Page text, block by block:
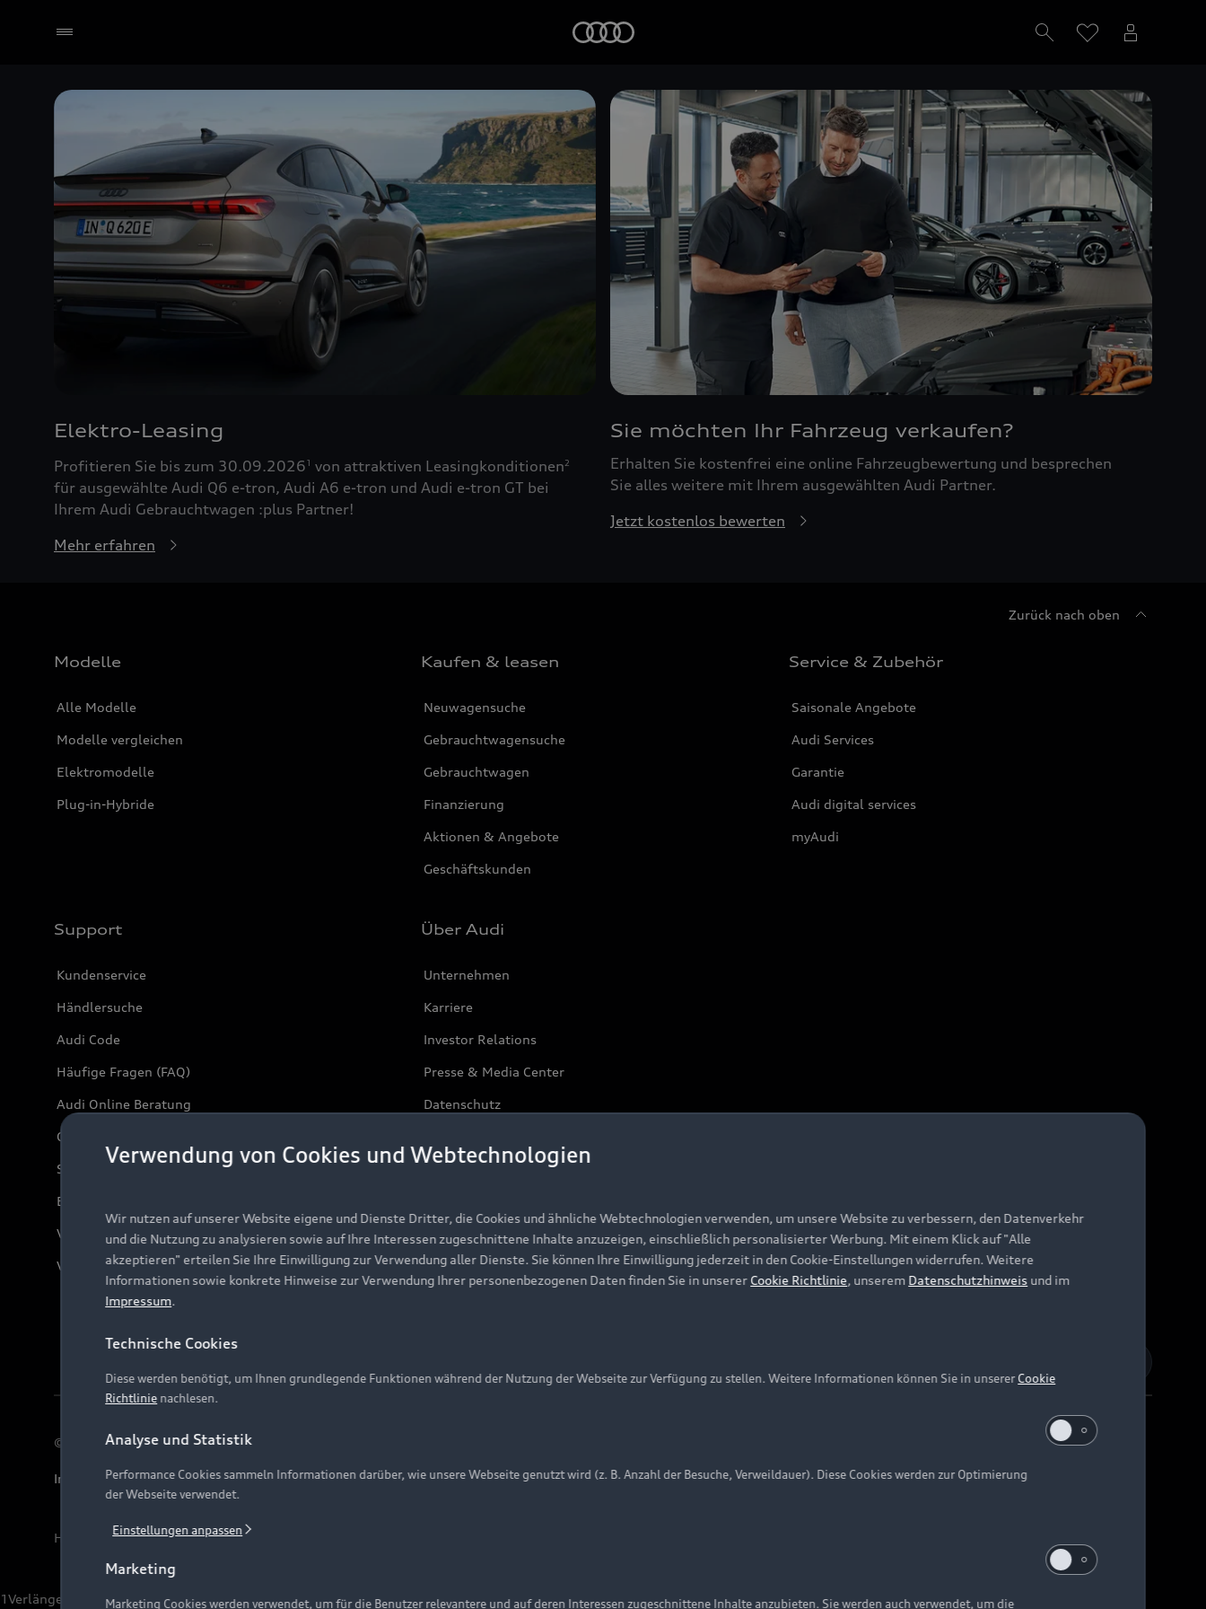
Elektro-Leasing
Profitieren Sie bis zum 30.09.20261 von attraktiven Leasingkonditionen2
für ausgewählte Audi Q6 e-tron, Audi A6 e-tron und Audi e-tron GT bei
Ihrem Audi Gebrauchtwagen :plus Partner!
Mehr erfahren
Sie möchten Ihr Fahrzeug verkaufen?
Erhalten Sie kostenfrei eine online Fahrzeugbewertung und besprechen
Sie alles weitere mit Ihrem ausgewählten Audi Partner.
Jetzt kostenlos bewerten
Zurück nach oben
Modelle
Alle Modelle
Modelle vergleichen
Elektromodelle
Plug-in-Hybride
Kaufen & leasen
Neuwagensuche
Gebrauchtwagensuche
Gebrauchtwagen
Finanzierung
Aktionen & Angebote
Geschäftskunden
Service & Zubehör
Saisonale Angebote
Audi Services
Garantie
Audi digital services
myAudi
Support
Kundenservice
Händlersuche
Audi Code
Häufige Fragen (FAQ)
Audi Online Beratung
Online-Terminvereinbarung
Servicekontakt
Bordbuch & Bedienungsanleitungen
Verträge kündigen
Vertrag widerrufen
Über Audi
Unternehmen
Karriere
Investor Relations
Presse & Media Center
Datenschutz
© 2026 AUDI AG. Alle Rechte vorbehalten
Impressum Rechtliches Hinweisgebersystem Datenschutzinformation Cookie-Einstellungen Cookie-Richtlinie Barrierefreiheit Digital Services Act
Hinweis: Die aktuelle Darstellung und Anordnung der Embleme am Fahrzeug bei allen Abbildungen auf dieser Webseite kann abweichen.
1Verlängerung vorbehalten.
Verwendung von Cookies und Webtechnologien
Wir nutzen auf unserer Website eigene und Dienste Dritter, die Cookies und ähnliche Webtechnologien verwenden, um unsere Website zu verbessern, den Datenverkehr
und die Nutzung zu analysieren sowie auf Ihre Interessen zugeschnittene Inhalte anzuzeigen, einschließlich personalisierter Werbung. Mit einem Klick auf "Alle
akzeptieren" erteilen Sie Ihre Einwilligung zur Verwendung aller Dienste. Sie können Ihre Einwilligung jederzeit in den Cookie-Einstellungen widerrufen. Weitere
Informationen sowie konkrete Hinweise zur Verwendung Ihrer personenbezogenen Daten finden Sie in unserer Cookie Richtlinie, unserem Datenschutzhinweis und im
Impressum.
Technische Cookies
Diese werden benötigt, um Ihnen grundlegende Funktionen während der Nutzung der Webseite zur Verfügung zu stellen. Weitere Informationen können Sie in unsererCookie
Richtlinie nachlesen.
Analyse und Statistik
Performance Cookies sammeln Informationen darüber, wie unsere Webseite genutzt wird (z. B. Anzahl der Besuche, Verweildauer). Diese Cookies werden zur Optimierung
der Webseite verwendet.
Einstellungen anpassen
Marketing
Marketing Cookies werden verwendet, um für die Benutzer relevantere und auf deren Interessen zugeschnittene Inhalte anzubieten. Sie werden auch verwendet, um die